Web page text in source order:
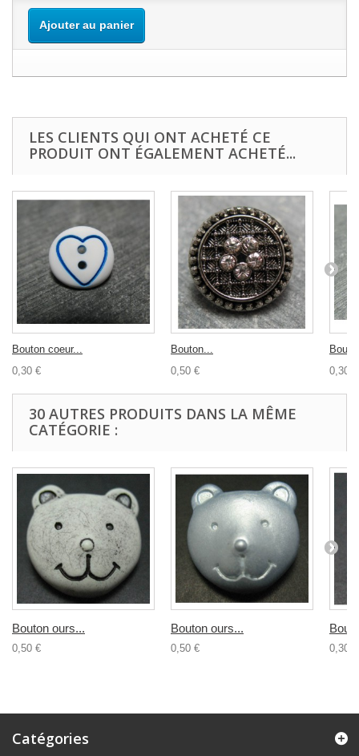
Ajouter au panier
LES CLIENTS QUI ONT ACHETÉ CE
PRODUIT ONT ÉGALEMENT ACHETÉ...
Bouton coeur...
0,30 €
Bouton...
0,50 €
0,30 €
30 AUTRES PRODUITS DANS LA MÊME
CATÉGORIE :
Bouton ours...
0,50 €
Bouton ours...
0,50 € 0,30 €
Catégories